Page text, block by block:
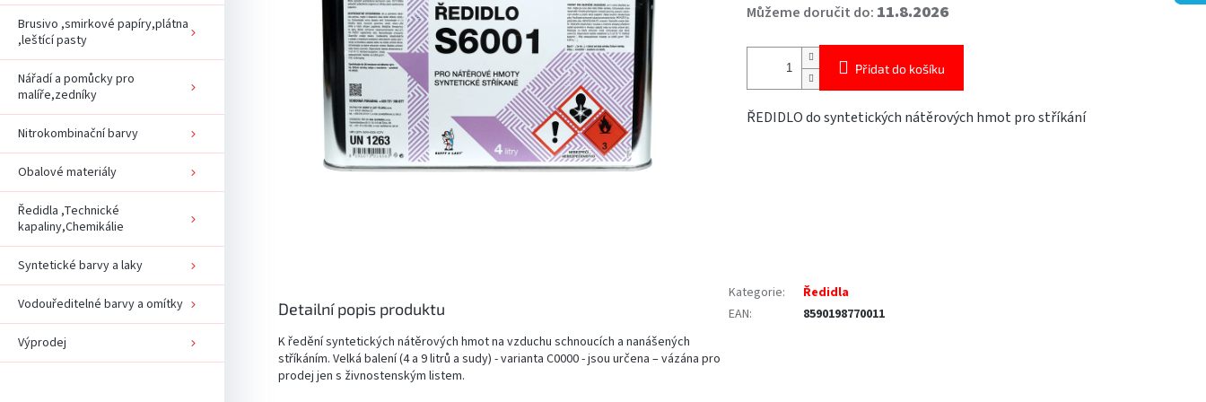
Brusivo ,smirkové papíry,plátna
,leštící pasty
Nářadí a pomůcky pro
malíře,zedníky
Nitrokombinační barvy
Obalové materiály
Ředidla ,Technické
kapaliny,Chemikálie
Syntetické barvy a laky
Vodouředitelné barvy a omítky
Výprodej
Můžeme doručit do: 11.8.2026
Přidat do košíku
ŘEDIDLO do syntetických nátěrových hmot pro stříkání
Detailní popis produktu
K ředění syntetických nátěrových hmot na vzduchu schnoucích a nanášených
stříkáním. Velká balení (4 a 9 litrů a sudy) - varianta C0000 - jsou určena – vázána pro
prodej jen s živnostenským listem.
Kategorie:
Ředidla
EAN: 8590198770011